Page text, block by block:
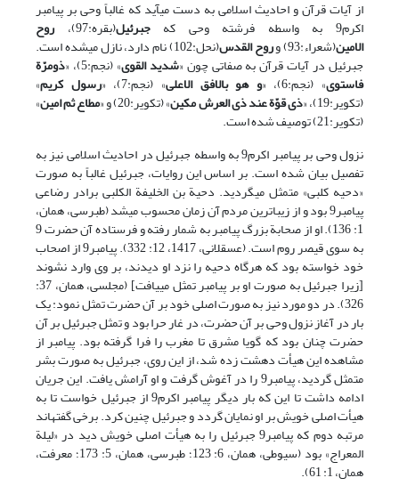
از آیات قرآن و احادیث اسلامی به دست می‎آید که غالباً وحی بر پیامبر
اکرم9 به واسطه فرشته وحی که جبرئیل(بقره:97)، روح
الامین(شعراء:93) و روح القدس (نحل:102) نام دارد، نازل می‎شده است.
جبرئیل در آیات قرآن به صفاتی چون «شدید القوی» (نجم:5)، « ذومرّة
فاستوی» (نجم:6)، « و هو بالافق الاعلی» (نجم:7)، « رسول کریم»
(تکویر:19)، « ذی قوّة عند ذی العرش مکین» (تکویر:20) و « مطاع ثم امین»
(تکویر:21) توصیف شده است.
نزول وحی بر پیامبر اکرم9 به واسطه جبرئیل در احادیث اسلامی نیز به
تفصیل بیان شده است. بر اساس این روایات، جبرئیل غالباً به صورت
«دحیه کلبی» متمثل می‏گردید. دحیة بن الخلیفة الکلبی برادر رضاعی
پیامبر9 بود و از زیباترین مردم آن زمان محسوب می­شد (طبرسی، همان،
1: 136). او از صحاب‍‍ة بزرگ پیامبر به شمار رفته و فرستاده آن حضرت 9
به سوی قیصر روم است. (عسقلانی، 1417، 12: 332). پیامبر9 از اصحاب
خود خواسته بود که هرگاه دحیه را نزد او دیدند، بر وی وارد نشوند
[زیرا جبرئیل به صورت او بر پیامبر تمثل می­یافت] (مجلسی، همان، 37:
326). در دو مورد نیز به صورت اصلی خود بر آن حضرت تمثل نمود: یک
بار در آغاز نزول وحی بر آن حضرت، در غار حرا بود و تمثل جبرئیل بر آن
حضرت چنان بود که گویا مشرق تا مغرب را فرا گرفته بود. پیامبر از
مشاهده این هیأت دهشت زده شد، از این روی، جبرئیل به صورت بشر
متمثل گردید، پیامبر9 را در آغوش گرفت و او آرامش یافت. این جریان
ادامه داشت تا این که بار دیگر پیامبر اکرم9 از جبرئیل خواست تا به
هیأت اصلی خویش بر او نمایان گردد و جبرئیل چنین کرد. برخی گفته­اند
مرتبه دوم که پیامبر9 جبرئیل را به هیأت اصلی خویش دید در «لیلة
المعراج» بود (سیوطی، همان، 6: 123؛ طبرسی، همان، 5: 173؛ معرفت،
همان، 1: 61).